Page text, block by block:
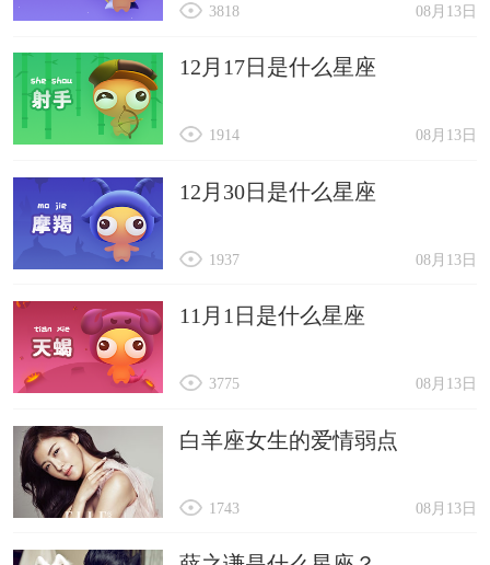
08月13日
3818
12月17日是什么星座
08月13日
1914
12月30日是什么星座
08月13日
1937
11月1日是什么星座
08月13日
3775
白羊座女生的爱情弱点
08月13日
1743